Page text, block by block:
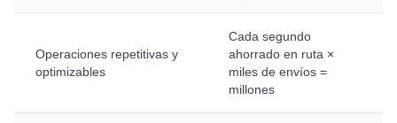
Operaciones repetitivas y
optimizables
Cada segundo
ahorrado en ruta ×
miles de envíos =
millones